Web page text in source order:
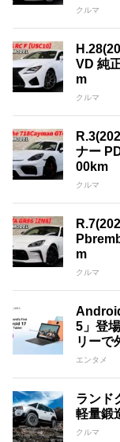
クルマ
VD 純
m
クルマ
ナー
00km
クルマ
m
クルマ
5」登
リーで
エンタメ
ランド
軽量鍛
クルマ